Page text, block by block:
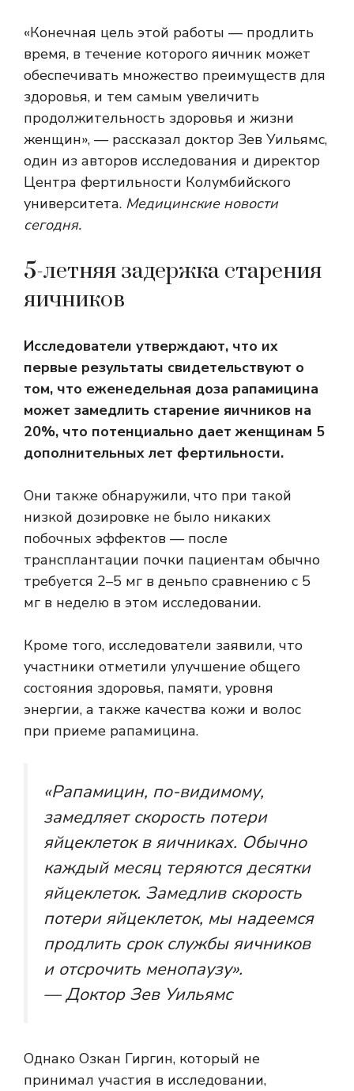
«Конечная цель этой работы — продлить
время, в течение которого яичник может
обеспечивать множество преимуществ для
здоровья, и тем самым увеличить
продолжительность здоровья и жизни
женщин», — рассказал доктор Зев Уильямс,
один из авторов исследования и директор
Центра фертильности Колумбийского
университета. Медицинские новости
сегодня.
5-летняя задержка старения
яичников
Исследователи утверждают, что их
первые результаты свидетельствуют о
том, что еженедельная доза рапамицина
может замедлить старение яичников на
20%, что потенциально дает женщинам 5
дополнительных лет фертильности.
Они также обнаружили, что при такой
низкой дозировке не было никаких
побочных эффектов — после
трансплантации почки пациентам обычно
требуется 2–5 мг в деньпо сравнению с 5
мг в неделю в этом исследовании.
Кроме того, исследователи заявили, что
участники отметили улучшение общего
состояния здоровья, памяти, уровня
энергии, а также качества кожи и волос
при приеме рапамицина.
«Рапамицин, по-видимому,
замедляет скорость потери
яйцеклеток в яичниках. Обычно
каждый месяц теряются десятки
яйцеклеток. Замедлив скорость
потери яйцеклеток, мы надеемся
продлить срок службы яичников
и отсрочить менопаузу».
— Доктор Зев Уильямс
Однако Озкан Гиргин, который не
принимал участия в исследовании,